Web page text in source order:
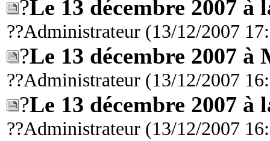
?Le 13 décembre 2007 à
??Administrateur (13/12/2007
?Le 13 décembre 2007 à
??Administrateur (13/12/2007
?Le 13 décembre 2007 à
??Administrateur (13/12/2007